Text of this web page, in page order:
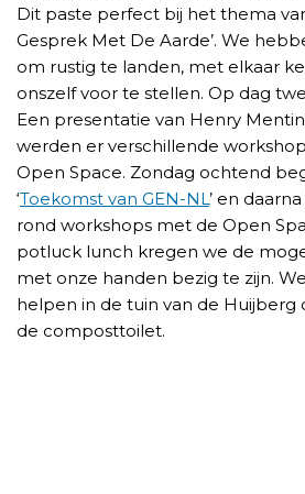
Dit paste perfect bij het thema
Gesprek Met De Aarde’. We
om rustig te landen, met elkaar
onszelf voor te stellen. Op dag
Een presentatie van Henry
werden er verschillende
Open Space. Zondag ochtend
‘Toekomst van GEN-NL’ en
rond workshops met de Open
potluck lunch kregen we de
met onze handen bezig te zijn.
helpen in de tuin van de Huijberg
de composttoilet.